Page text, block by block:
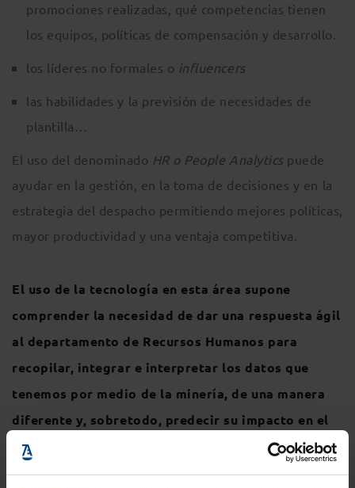
promociones realizadas, qué competencias tienen
los equipos, políticas de compensación y desarrollo.
los líderes no formales o influencers
las habilidades y la previsión de necesidades de
plantilla…
El uso del denominado HR o People Analyticspuede
ayudar en la gestión, en la toma de decisiones y en la
estrategia del despacho permitiendo mejores políticas,
mayor productividad y una ventaja competitiva.
El uso de la tecnología en esta área supone
comprender la necesidad de dar una respuesta ágil
al departamento de Recursos Humanos para
recopilar, integrar e interpretar los datos que
tenemos por medio de la minería, de una manera
diferente y, sobretodo, predecir su impacto en el
negocio por medio de la generación de patrones.